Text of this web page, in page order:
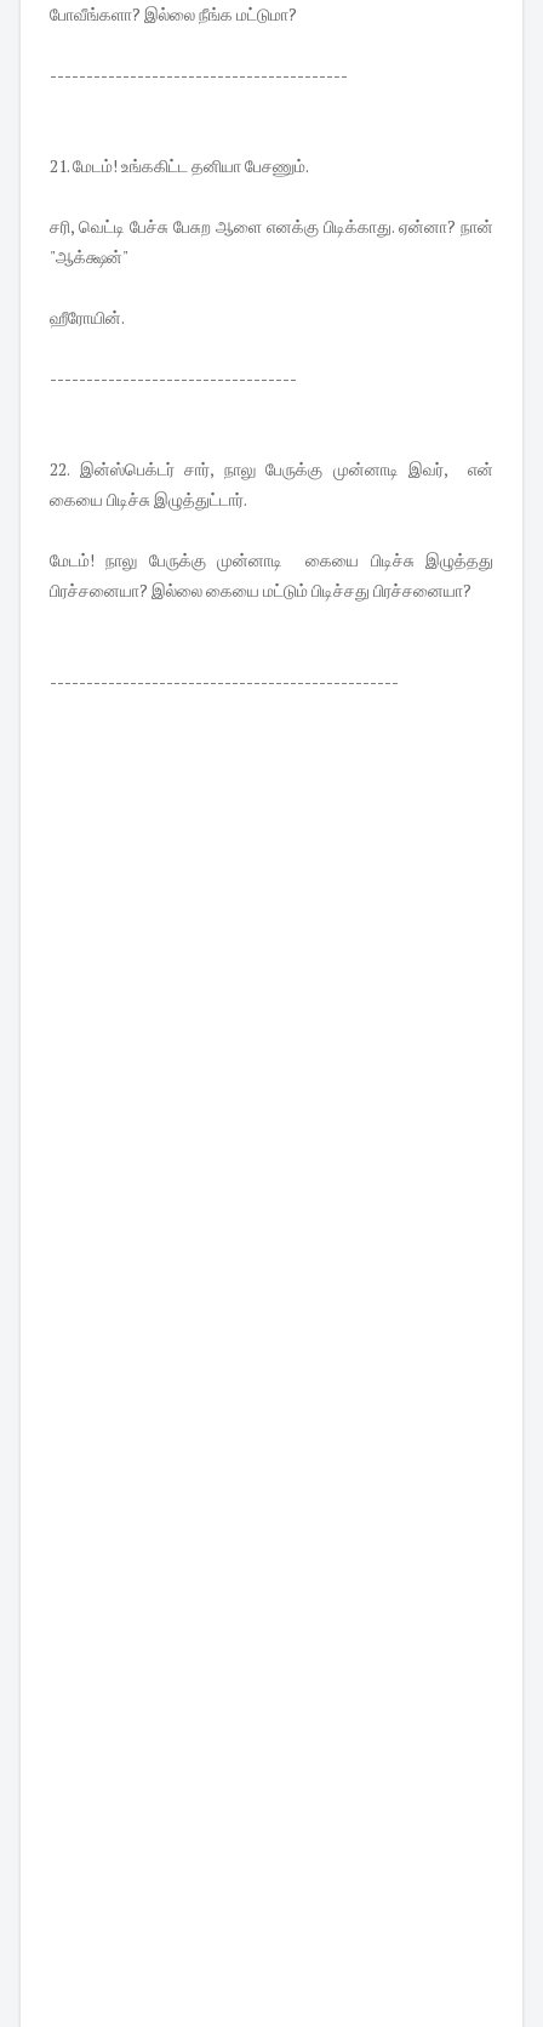
போவீங்களா? இல்லை நீங்க மட்டுமா?
-----------------------------------------
21. மேடம்! உங்ககிட்ட தனியா பேசணும்.
சரி, வெட்டி பேச்சு பேசுற ஆளை எனக்கு பிடிக்காது. ஏன்னா? நான்
"ஆக்க்ஷன்"
ஹீரோயின்.
----------------------------------
22. இன்ஸ்பெக்டர் சார், நாலு பேருக்கு முன்னாடி இவர், என்
கையை பிடிச்சு இழுத்துட்டார்.
மேடம்! நாலு பேருக்கு முன்னாடி கையை பிடிச்சு இழுத்தது
பிரச்சனையா? இல்லை கையை மட்டும் பிடிச்சது பிரச்சனையா?
------------------------------------------------